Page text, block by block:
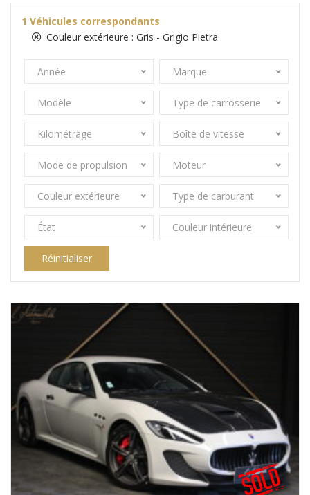
1 Véhicules correspondants
Couleur extérieure : Gris - Grigio Pietra
Année Marque
Modèle Type de carrosserie
Kilométrage Boîte de vitesse
Mode de propulsion Moteur
Couleur extérieure Type de carburant
État Couleur intérieure
Réinitialiser